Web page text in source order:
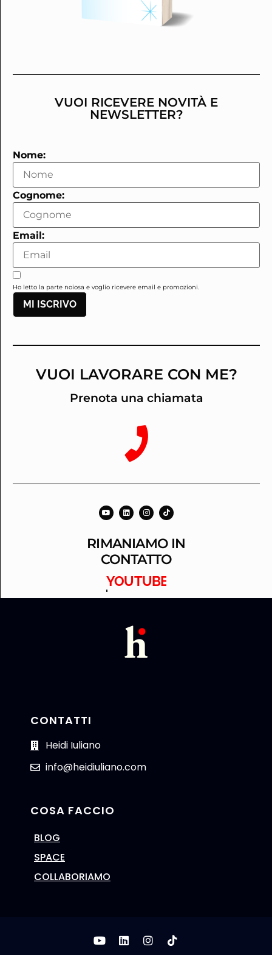
VUOI RICEVERE NOVITÀ E
NEWSLETTER?
Nome:
Cognome:
Email:
Ho letto la parte noiosa e voglio ricevere email e promozioni.
MI ISCRIVO
VUOI LAVORARE CON ME?
Prenota una chiamata
RIMANIAMO IN
CONTATTO
LINKEDIN
CONTATTI
Heidi Iuliano
info@heidiuliano.com
COSA FACCIO
BLOG
SPACE
COLLABORIAMO